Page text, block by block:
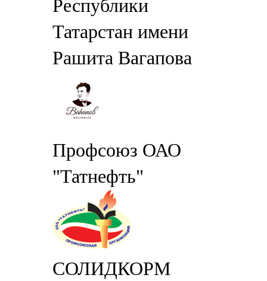
Республики
Татарстан имени
Рашита Вагапова
Профсоюз ОАО
"Татнефть"
СОЛИДКОРМ